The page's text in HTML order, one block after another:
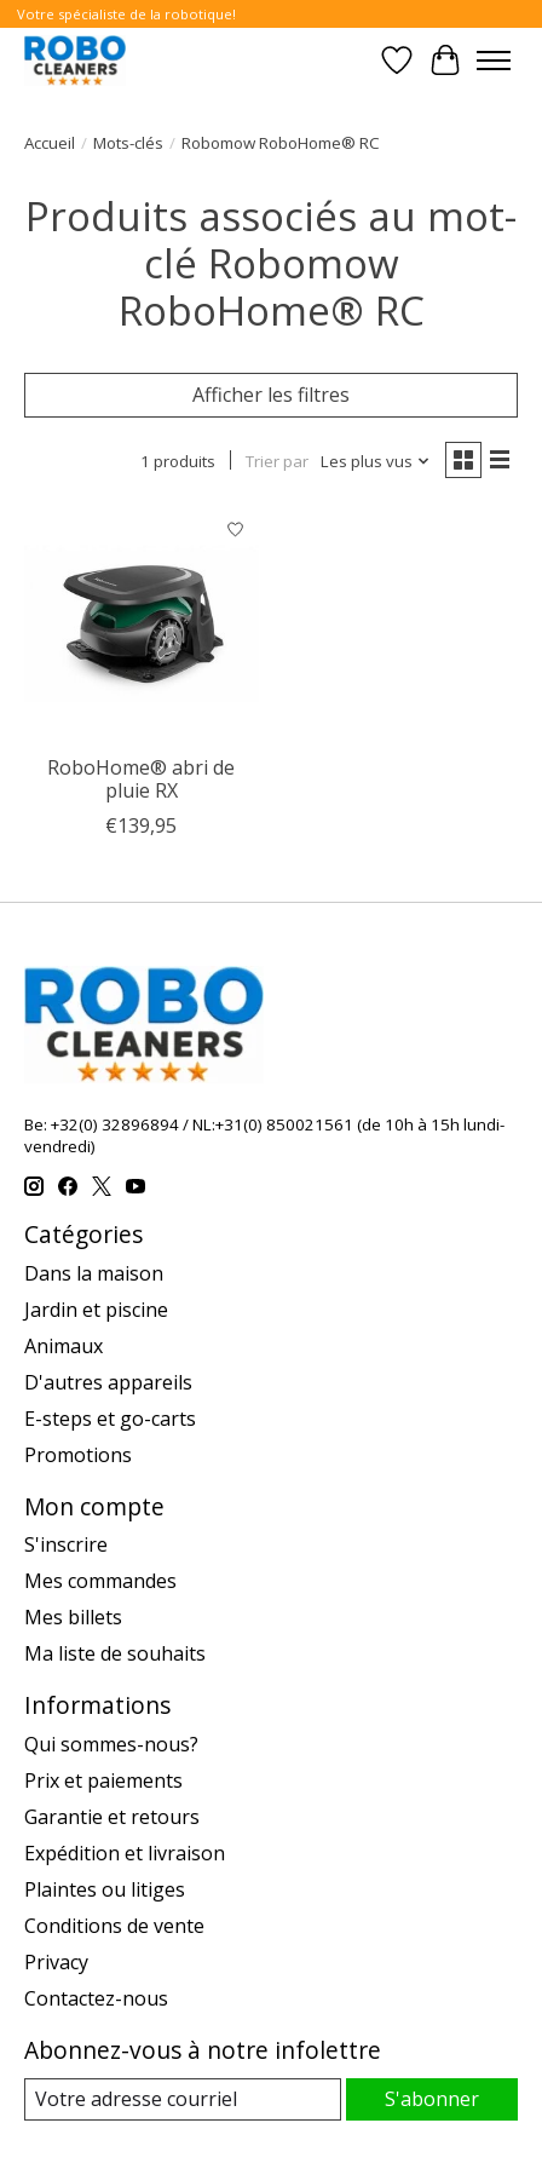
Votre spécialiste de la robotique!
Liste dePanier
Accueil / Mots-clés / Robomow RoboHome® RC
Produits associés au mot-
clé Robomow
RoboHome® RC
Afficher les filtres
1 produits Trier par Les plus vus
RoboHome® abri de
pluie RX
€139,95
Be: +32(0) 32896894 / NL:+31(0) 850021561 (de 10h à 15h lundi-
vendredi)
Catégories
Dans la maison
Jardin et piscine
Animaux
D'autres appareils
E-steps et go-carts
Promotions
Mon compte
S'inscrire
Mes commandes
Mes billets
Ma liste de souhaits
Informations
Qui sommes-nous?
Prix et paiements
Garantie et retours
Expédition et livraison
Plaintes ou litiges
Conditions de vente
Privacy
Contactez-nous
Abonnez-vous à notre infolettre
S'abonner